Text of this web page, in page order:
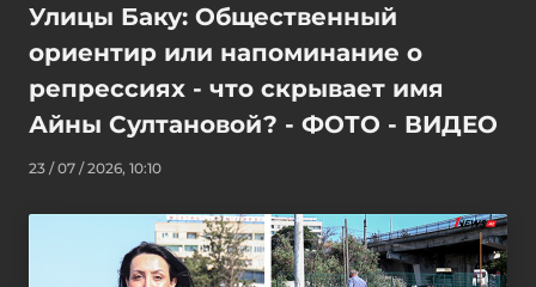
Улицы Баку: Общественный
ориентир или напоминание о
репрессиях - что скрывает имя
Айны Султановой? - ФОТО - ВИДЕО
23 / 07 / 2026, 10:10